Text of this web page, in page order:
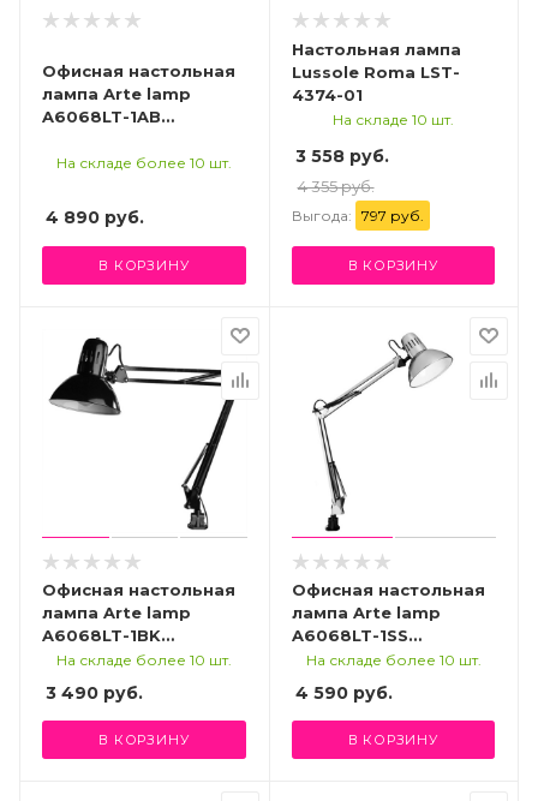
Офисная настольная
лампа Arte lamp
A6068LT-1AB
НАСТОЛЬНЫЙ
На складе более 10 шт.
4 890 руб.
В КОРЗИНУ
Настольная лампа
Lussole Roma LST-
4374-01
На складе 10 шт.
3 558 руб.
4 355 руб.
Выгода: 797 руб.
В КОРЗИНУ
Офисная настольная
лампа Arte lamp
A6068LT-1BK
СВЕТИЛЬНИК
На складе более 10 шт.
3 490 руб.
В КОРЗИНУ
Офисная настольная
лампа Arte lamp
A6068LT-1SS
СВЕТИЛЬНИК
На складе более 10 шт.
4 590руб.
В КОРЗИНУ